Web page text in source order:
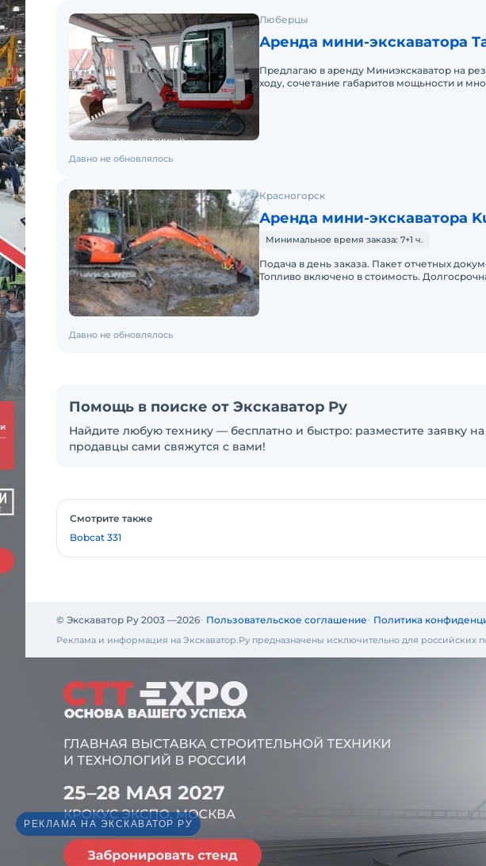
Люберцы
Аренда мини-экскаватора
Предлагаю в аренду Миниэкскаватор на
ходу, сочетание габаритов мощьности и многофункциональности
Давно не обновлялось
Красногорск
Аренда мини-экскаватора
Минимальное время заказа: 7+1 ч.
Подача в день заказа. Пакет отчетных
Топливо включено в стоимость.
Давно не обновлялось
Помощь в поиске от Экскаватор Ру
Найдите любую технику — бесплатно и быстро: разместите заявку на
продавцы сами свяжутся с вами!
Смотрите также
Bobcat 331
© Экскаватор Ру 2003 —2026 Пользовательское соглашение Политика
Реклама и информация на Экскаватор.Ру предназначены исключительно для российских